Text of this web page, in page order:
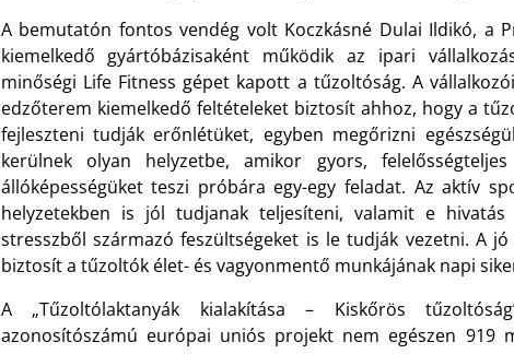
A bemutatón fontos vendég volt Koczkásné Dulai Ildikó, a
kiemelkedő gyártóbázisaként működik az ipari
minőségi Life Fitness gépet kapott a tűzoltóság. A
edzőterem kiemelkedő feltételeket biztosít ahhoz, hogy a
fejleszteni tudják erőnlétüket, egyben megőrizni
kerülnek olyan helyzetbe, amikor gyors,
állóképességüket teszi próbára egy-egy feladat. Az aktív
helyzetekben is jól tudjanak teljesíteni, valamit e hivatás
stresszből származó feszültségeket is le tudják vezetni. A
biztosít a tűzoltók élet- és vagyonmentő munkájának napi
A „Tűzoltólaktanyák kialakítása – Kiskőrös tűzoltóság”
azonosítószámú európai uniós projekt nem egészen